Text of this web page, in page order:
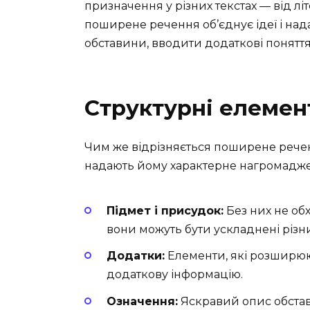
призначення у різних текстах — від
поширене речення об’єднує ідеї і
обставини, вводити додаткові
Структурні
Чим же відрізняється поширене
надають йому характерне
Підмет і присудок: Без них не
вони можуть бути ускладнені
Додатки: Елементи, які
додаткову інформацію.
Означення: Яскравий опис